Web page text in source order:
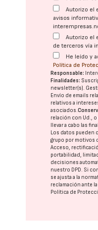
Autorizo el
avisos
Autorizo el
de terceros vía
He leído y
Política de
Responsable:
Finalidades:
newsletter(s).
Envío de emails
relativos a
asociados.
relación con Ud., o
llevar a cabo las
Los datos pueden
grupo por motivos
Acceso,
portabilidad,
decisiones
nuestro DPD . Si
se ajusta a la
reclamación ante
Política de